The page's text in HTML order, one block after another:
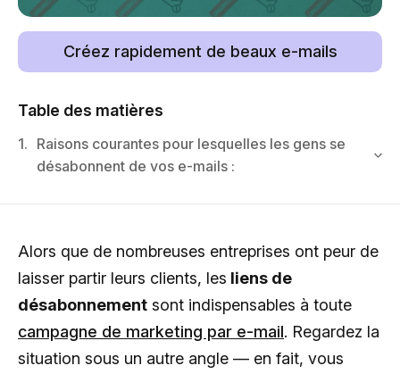
Créez rapidement de beaux e-mails
Table des matières
1. Raisons courantes pour lesquelles les gens se
désabonnent de vos e-mails :
Alors que de nombreuses entreprises ont peur de
laisser partir leurs clients, les liens de
désabonnement sont indispensables à toute
campagne de marketing par e-mail. Regardez la
situation sous un autre angle — en fait, vous